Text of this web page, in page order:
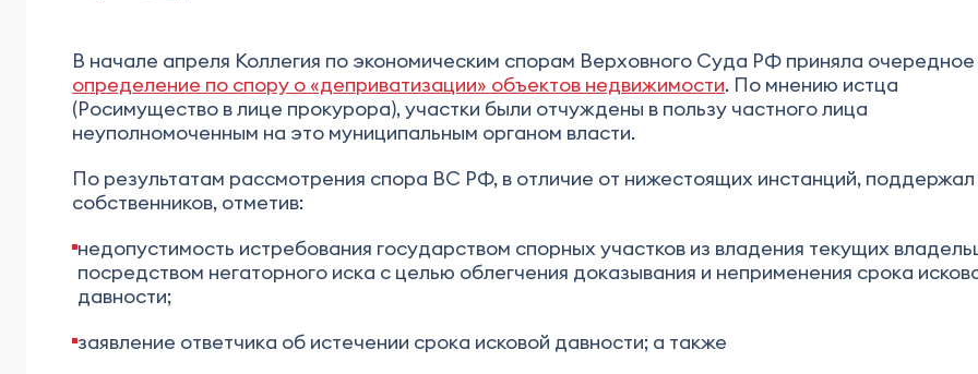
В начале апреля Коллегия по экономическим спорам Верховного Суда РФ приняла очередное
определение по спору о «деприватизации» объектов недвижимости. По мнению истца
(Росимущество в лице прокурора), участки были отчуждены в пользу частного лица
неуполномоченным на это муниципальным органом власти.
По результатам рассмотрения спора ВС РФ, в отличие от нижестоящих инстанций, поддержал
собственников, отметив:
недопустимость истребования государством спорных участков из владения текущих
посредством негаторного иска с целью облегчения доказывания и неприменения срока
давности;
заявление ответчика об истечении срока исковой давности; а также